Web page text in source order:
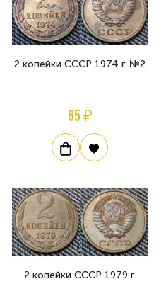
2 копейки СССР 1974 г. №2
85 ₽
2 копейки СССР 1979 г.